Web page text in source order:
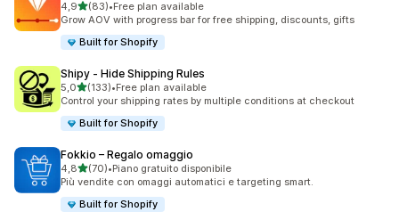
4,9stelle su 5
(83)
83 recensioni totali
•Free plan available
Grow AOV with progress bar for free shipping, discounts, gifts
Built for Shopify
Shipy ‑ Hide Shipping Rules
5,0stelle su 5
(133)
133 recensioni totali
•Free plan available
Control your shipping rates by multiple conditions at checkout
Built for Shopify
Fokkio – Regalo omaggio
4,8stelle su 5
(70)
70 recensioni totali
•Piano gratuito disponibile
Più vendite con omaggi automatici e targeting smart.
Built for Shopify